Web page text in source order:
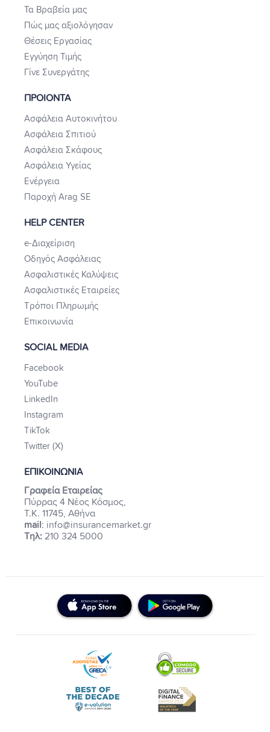
Τα Βραβεία μας
Πώς μας αξιολόγησαν
Θέσεις Εργασίας
Εγγύηση Τιμής
Γίνε Συνεργάτης
ΠΡΟΙΟΝΤΑ
Ασφάλεια Αυτοκινήτου
Ασφάλεια Σπιτιού
Ασφάλεια Σκάφους
Ασφάλεια Υγείας
Ενέργεια
Παροχή Arag SE
HELP CENTER
e-Διαχείριση
Οδηγός Ασφάλειας
Ασφαλιστικές Καλύψεις
Ασφαλιστικές Εταιρείες
Τρόποι Πληρωμής
Επικοινωνία
SOCIAL MEDIA
Facebook
YouTube
LinkedIn
Instagram
TikTok
Twitter (X)
ΕΠΙΚΟΙΝΩΝΙΑ
Γραφεία Εταιρείας
Πύρρας 4 Νέος Κόσμος,
Τ.Κ. 11745, Αθήνα
mail: info@insurancemarket.gr
Τηλ: 210 324 5000